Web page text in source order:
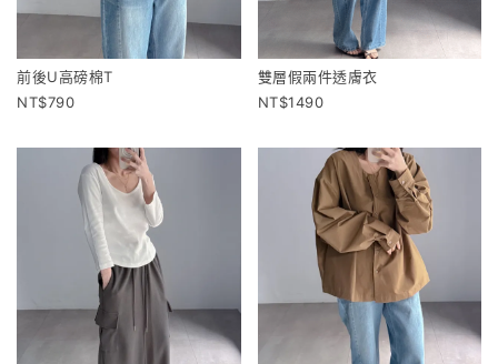
前後U高磅棉T
790
雙層假兩件透膚衣
1490